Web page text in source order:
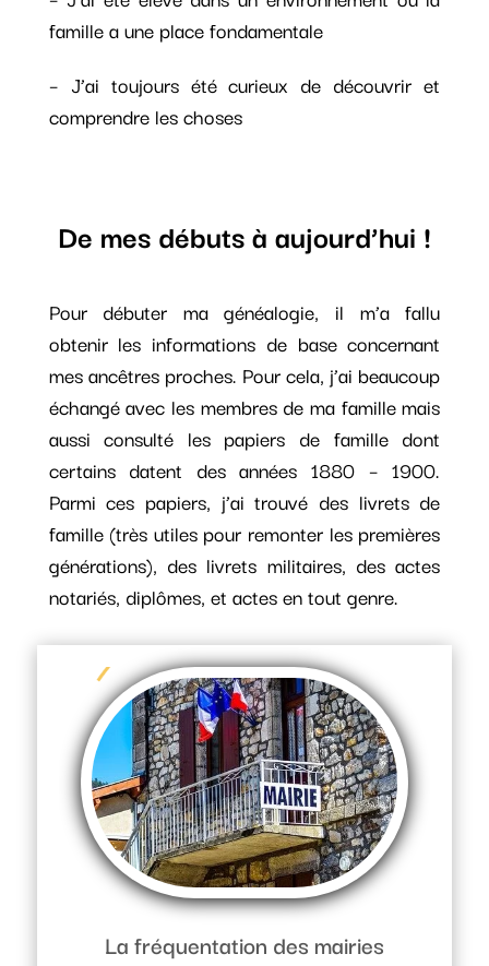
famille a une place fondamentale
– J’ai toujours été curieux de découvrir et
comprendre les choses
De mes débuts à aujourd’hui !
Pour débuter ma généalogie, il m’a fallu
obtenir les informations de base concernant
mes ancêtres proches. Pour cela, j’ai beaucoup
échangé avec les membres de ma famille mais
aussi consulté les papiers de famille dont
certains datent des années 1880 – 1900.
Parmi ces papiers, j’ai trouvé des livrets de
famille (très utiles pour remonter les premières
générations), des livrets militaires, des actes
notariés, diplômes, et actes en tout genre.
La fréquentation des mairies